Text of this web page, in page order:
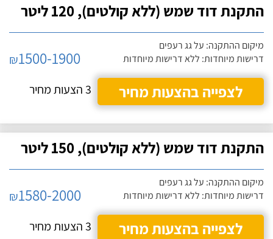
התקנת דוד שמש (ללא קולטים), 120 ליטר
מיקום ההתקנה: על גג רעפים
דרישות מיוחדות: ללא דרישות מיוחדות
₪1500-1900
לצפייה בהצעות מחיר
3 הצעות מחיר
התקנת דוד שמש (ללא קולטים), 150 ליטר
מיקום ההתקנה: על גג רעפים
דרישות מיוחדות: ללא דרישות מיוחדות
₪1580-2000
לצפייה בהצעות מחיר
3 הצעות מחיר